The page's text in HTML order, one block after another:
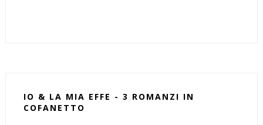
IO & LA MIA EFFE - 3 ROMANZI IN
COFANETTO